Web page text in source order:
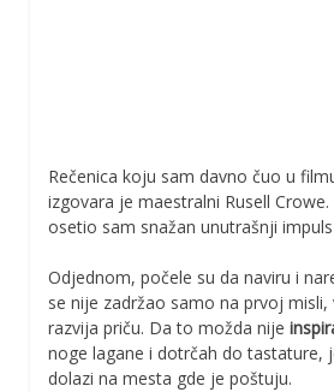
Rečenica koju sam davno čuo u
izgovara je maestralni Rusell
osetio sam snažan unutrašnji
Odjednom, počele su da naviru i
se nije zadržao samo na prvoj misli,
razvija priču. Da to možda nije
noge lagane i dotrčah do tastature,
dolazi na mesta gde je poštuju.